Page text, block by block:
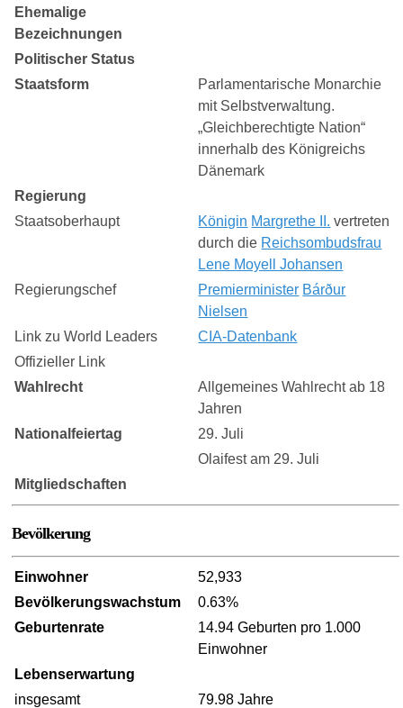
Ehemalige
Bezeichnungen
Politischer Status
Staatsform
Parlamentarische Monarchie
mit Selbstverwaltung.
„Gleichberechtigte Nation“
innerhalb des Königreichs
Dänemark
Regierung
Staatsoberhaupt
Königin Margrethe II. vertreten
durch die Reichsombudsfrau
Lene Moyell Johansen
Regierungschef
Premierminister Bárður
Nielsen
Link zu World Leaders
CIA-Datenbank
Offizieller Link
Wahlrecht
Allgemeines Wahlrecht ab 18
Jahren
Nationalfeiertag
29. Juli
Olaifest am 29. Juli
Mitgliedschaften
Bevölkerung
Einwohner
52,933
Bevölkerungswachstum
0.63%
Geburtenrate
14.94 Geburten pro 1.000
Einwohner
Lebenserwartung
insgesamt
79.98 Jahre